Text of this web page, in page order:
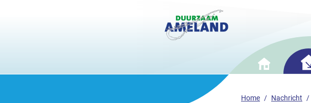
Home Nachricht